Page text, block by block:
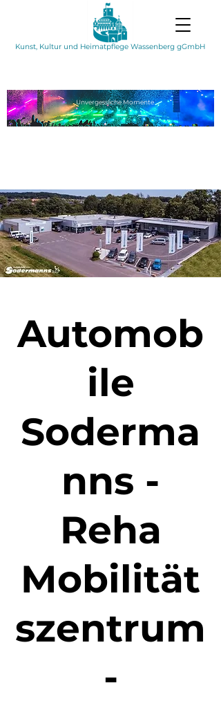
Kunst, Kultur und Heimatpflege Wassenberg gGmbH
UnvergesslicheMomente
Automob
ile
Soderma
nns -
Reha
Mobilität
szentrum
-